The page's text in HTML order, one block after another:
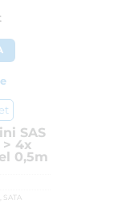
SAS
> 4x
0,5m
SATA